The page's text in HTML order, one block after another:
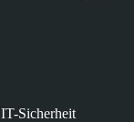
IT-Sicherheit